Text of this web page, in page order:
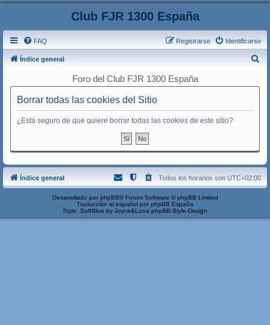
Club FJR 1300 España
FAQ Identificarse
Registrarse
Índice general
Foro del Club FJR 1300 España
Borrar todas las cookies del Sitio
¿Está seguro de que quiere borrar todas las cookies de este sitio?
Índice general Todos los horarios son UTC+02:00
Desarrollado por phpBB® Forum Software © phpBB Limited
Traducción al español por phpBB España
Style: SoftBlue by Joyce&Luna phpBB-Style-Design